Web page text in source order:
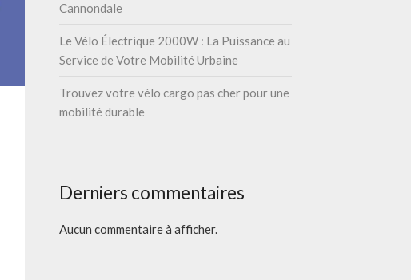
Cannondale
Le Vélo Électrique 2000W : La Puissance au
Service de Votre Mobilité Urbaine
Trouvez votre vélo cargo pas cher pour une
mobilité durable
Derniers commentaires
Aucun commentaire à afficher.